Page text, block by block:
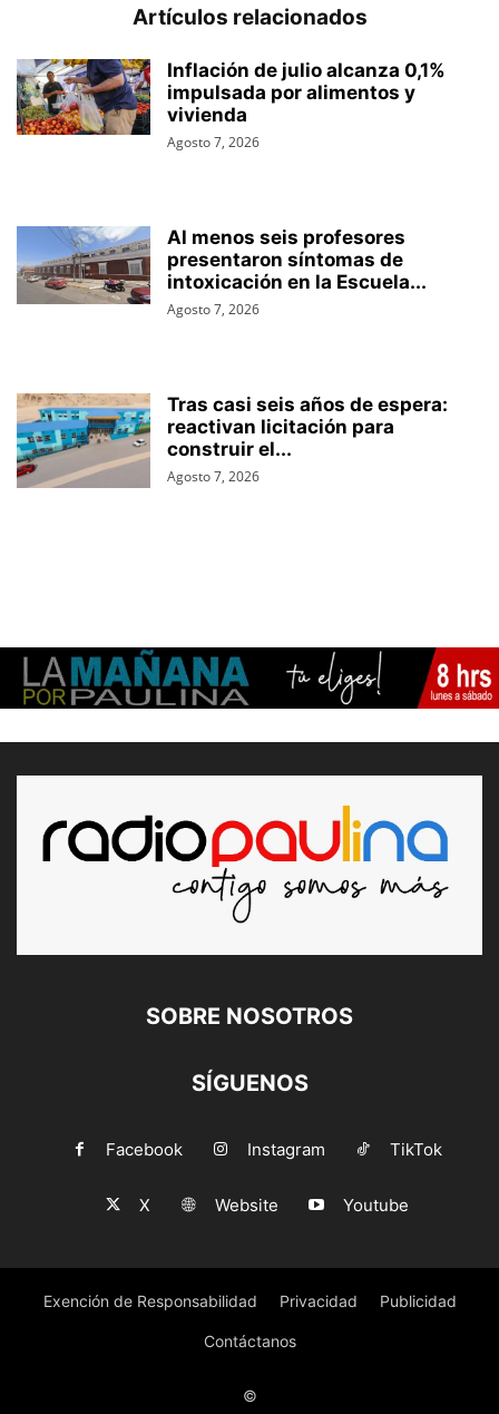
Artículos relacionados
Inflación de julio alcanza 0,1%
impulsada por alimentos y
vivienda
Agosto 7, 2026
Al menos seis profesores
presentaron síntomas de
intoxicación en la Escuela...
Agosto 7, 2026
Tras casi seis años de espera:
reactivan licitación para
construir el...
Agosto 7, 2026
SOBRE NOSOTROS
SÍGUENOS
Facebook Instagram TikTok
X Website Youtube
Exención de Responsabilidad Privacidad Publicidad
Contáctanos
©